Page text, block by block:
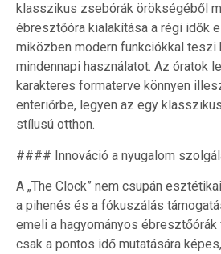
klasszikus zsebórák örökségéből
ébresztőóra kialakítása a régi idők
miközben modern funkciókkal teszi
mindennapi használatot. Az óratok
karakteres formaterve könnyen
enteriőrbe, legyen az egy
stílusú otthon.
#### Innováció a nyugalom
A „The Clock” nem csupán
a pihenés és a fókuszálás
emeli a hagyományos ébresztőórák
csak a pontos idő mutatására